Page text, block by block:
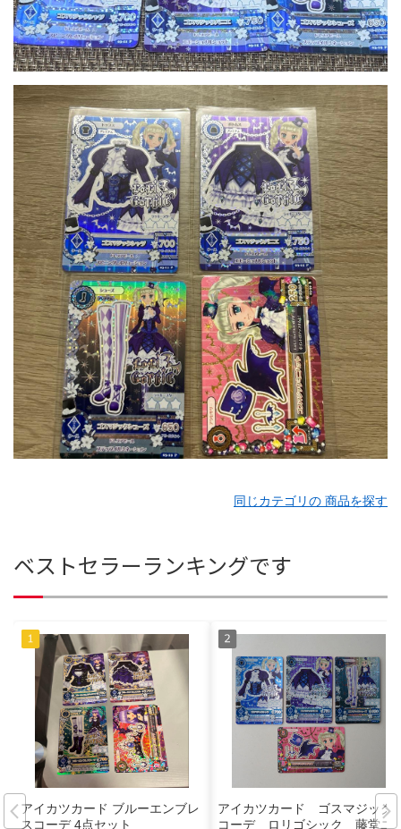
同じカテゴリの 商品を探す
ベストセラーランキングです
アイカツカード ブルーエンブレ
スコーデ 4点セット
アイカツカード ゴスマジック
コーデ ロリゴシック 藤堂ユ